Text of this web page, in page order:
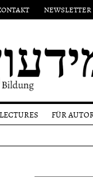
NEWSLETTER
FÜR
und